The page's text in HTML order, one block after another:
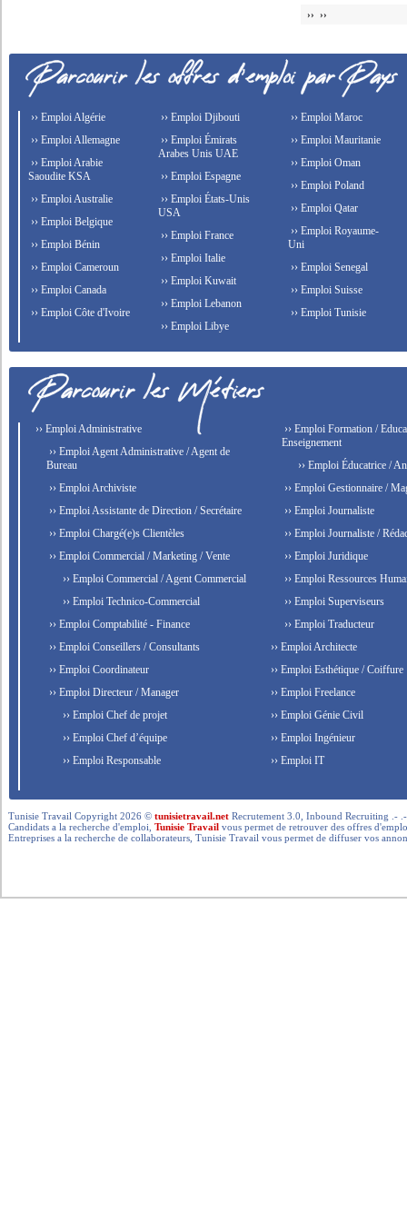
›› ››
›› Emploi Algérie
›› Emploi Allemagne
›› Emploi Arabie
Saoudite KSA
›› Emploi Australie
›› Emploi Belgique
›› Emploi Bénin
›› Emploi Cameroun
›› Emploi Canada
›› Emploi Côte d'Ivoire
›› Emploi Djibouti
›› Emploi Émirats
Arabes Unis UAE
›› Emploi Espagne
›› Emploi États-Unis
USA
›› Emploi France
›› Emploi Italie
›› Emploi Kuwait
›› Emploi Lebanon
›› Emploi Libye
›› Emploi Maroc
›› Emploi Mauritanie
›› Emploi Oman
›› Emploi Poland
›› Emploi Qatar
›› Emploi Royaume-
Uni
›› Emploi Senegal
›› Emploi Suisse
›› Emploi Tunisie
›› Emploi Administrative
›› Emploi Agent Administrative / Agent de
Bureau
›› Emploi Archiviste
›› Emploi Assistante de Direction / Secrétaire
›› Emploi Chargé(e)s Clientèles
›› Emploi Commercial / Marketing / Vente
›› Emploi Commercial / Agent Commercial
›› Emploi Technico-Commercial
›› Emploi Comptabilité - Finance
›› Emploi Conseillers / Consultants
›› Emploi Coordinateur
›› Emploi Directeur / Manager
›› Emploi Chef de projet
›› Emploi Chef d’équipe
›› Emploi Responsable
›› Emploi Formation /
Enseignement
›› Emploi Éducatrice /
›› Emploi Gestionnaire /
›› Emploi Journaliste
›› Emploi Journaliste /
›› Emploi Juridique
›› Emploi Ressources
›› Emploi Superviseurs
›› Emploi Traducteur
›› Emploi Architecte
›› Emploi Esthétique / Coiffure
›› Emploi Freelance
›› Emploi Génie Civil
›› Emploi Ingénieur
›› Emploi IT
Tunisie Travail Copyright 2026 ©tunisietravail.net Recrutement 3.0, Inbound Recruiting .-
Candidats a la recherche d'emploi,Tunisie Travail vous permet de retrouver des offres
Entreprises a la recherche de collaborateurs, Tunisie Travail vous permet de diffuser vos